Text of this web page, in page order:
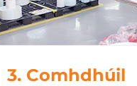
4. Die-ghearradh